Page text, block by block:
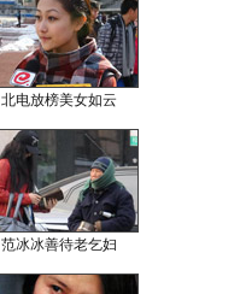
北电放榜美女如云
范冰冰善待老乞妇